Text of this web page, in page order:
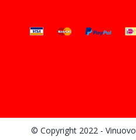
© Copyright 2022 - Vinuovo